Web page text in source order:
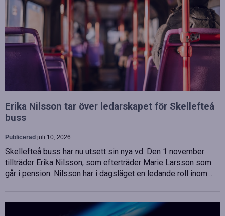
Erika Nilsson tar över ledarskapet för Skellefteå
buss
Publicerad juli 10, 2026
Skellefteå buss har nu utsett sin nya vd. Den 1 november
tillträder Erika Nilsson, som efterträder Marie Larsson som
går i pension. Nilsson har i dagsläget en ledande roll inom…